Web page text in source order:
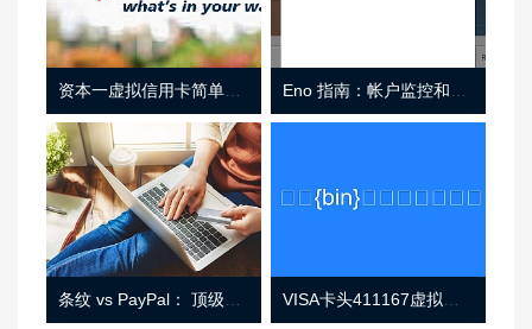
资本一虚拟信用卡简单介绍
条纹 vs PayPal： 顶级功能， 定价 （和更多！ VISA卡头411167虚拟卡基础信息